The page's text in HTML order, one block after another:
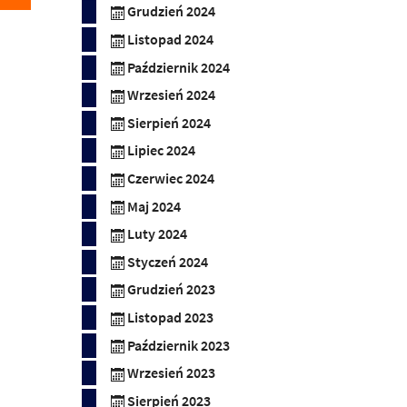
Grudzień 2024
Listopad 2024
Październik 2024
Wrzesień 2024
Sierpień 2024
Lipiec 2024
Czerwiec 2024
Maj 2024
Luty 2024
Styczeń 2024
Grudzień 2023
Listopad 2023
Październik 2023
Wrzesień 2023
Sierpień 2023